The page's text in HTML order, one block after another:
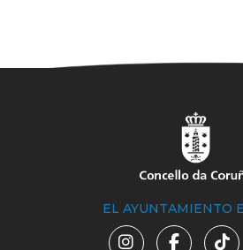
EL AYUNTAMIENTO